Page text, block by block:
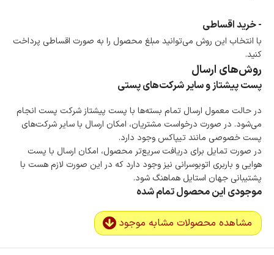
- خرید اقساطی
با انتخاب این روش می‌توانید مبلغ محصول را به صورت اقساطی پرداخت
کنید.
روش‌های ارسال
پست پیشتاز و سایر شرکت‌های پستی
در حالت معمول ارسال تمام بسته‌ها با پست پیشتاز شرکت پست انجام
می‌شود. در صورت درخواست مشتریان، امکان ارسال با سایر شرکت‌های
پست خصوصی مانند تیپاکس وجود دارد.
در صورت تمایل برای دریافت سریع‌تر محصول، امکان ارسال با پست
هوایی و باربری اتوبوسرانی نیز وجود دارد که در این صورت لازم هست با
پشتیبانی جهان استایل هماهنگ شود.
موجودی این محصول تمام شده
مشاهده محصولات مشابه موجود